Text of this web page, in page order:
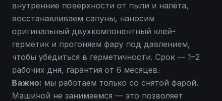
внутренние поверхности от пыли и налёта,
восстанавливаем сапуны, наносим
оригинальный двухкомпонентный клей-
герметик и прогоняем фару под давлением,
чтобы убедиться в герметичности. Срок — 1–2
рабочих дня, гарантия от 6 месяцев.
Важно: мы работаем только со снятой фарой.
Машиной не занимаемся — это позволяет